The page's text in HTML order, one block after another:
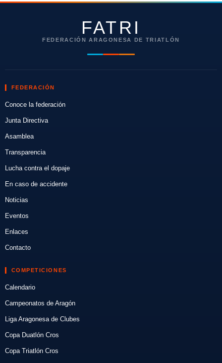
FATRI
FEDERACIÓN ARAGONESA DE TRIATLÓN
FEDERACIÓN
Conoce la federación
Junta Directiva
Asamblea
Transparencia
Lucha contra el dopaje
En caso de accidente
Noticias
Eventos
Enlaces
Contacto
COMPETICIONES
Calendario
Campeonatos de Aragón
Liga Aragonesa de Clubes
Copa Duatlón Cros
Copa Triatlón Cros